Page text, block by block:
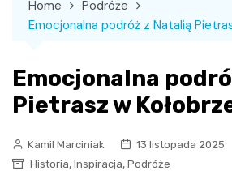
Home
Podróże
Emocjonalna podróż z Natalią
Emocjonalna
Pietrasz w
Kamil Marciniak
13 listopada 2025
Historia, Inspiracja, Podróże